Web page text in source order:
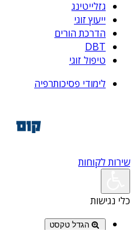
גזלייטינג
ייעוץ זוגי
הדרכת הורים
DBT
טיפול זוגי
לימודי פסיכותרפיה
שירות לקוחות
כלי נגישות
הגדל טקסט